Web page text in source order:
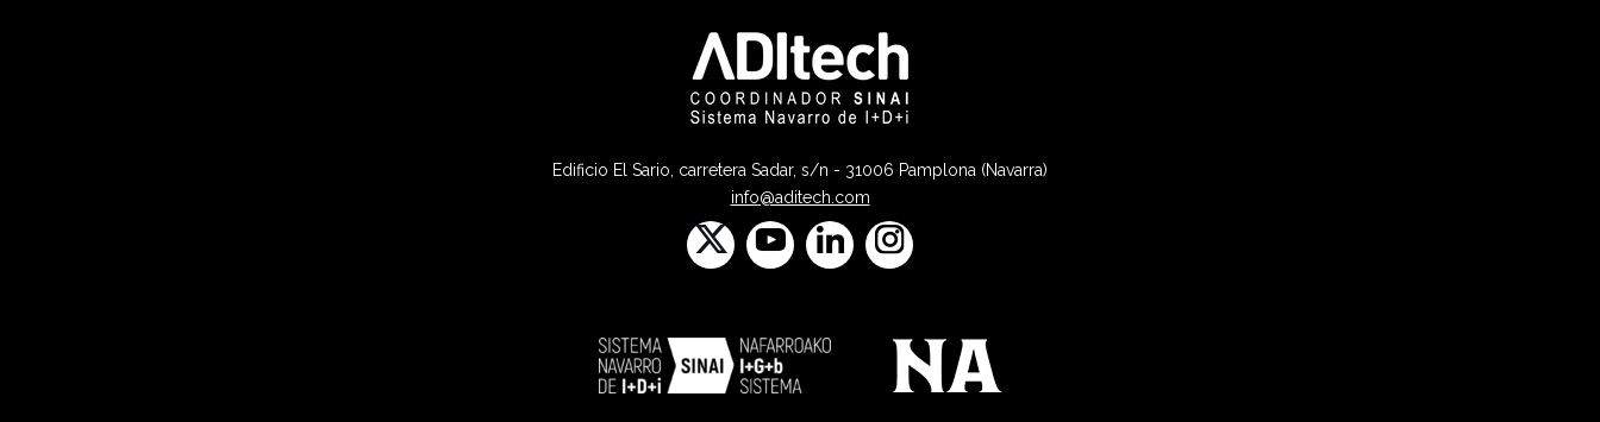
Edificio El Sario, carretera Sadar, s/n - 31006 Pamplona (Navarra)
info@aditech.com